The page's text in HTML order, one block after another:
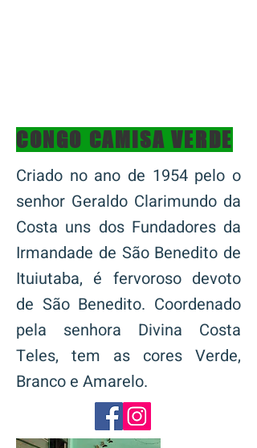
CONGO CAMISA VERDE
Criado no ano de 1954 pelo o
senhor Geraldo Clarimundo da
Costa uns dos Fundadores da
Irmandade de São Benedito de
Ituiutaba, é fervoroso devoto
de São Benedito. Coordenado
pela senhora Divina Costa
Teles, tem as cores Verde,
Branco e Amarelo.